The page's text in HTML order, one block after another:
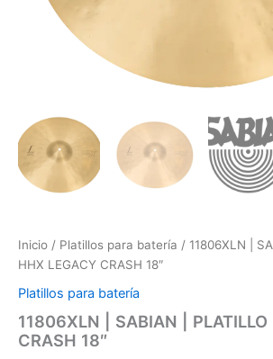
Inicio / Platillos para batería / 11806XLN |
HHX LEGACY CRASH 18″
Platillos para batería
11806XLN | SABIAN | PLATILLO
CRASH 18″